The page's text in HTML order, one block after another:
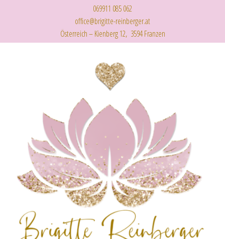
069911 085 062
office@brigitte-reinberger.at
Österreich – Kienberg 12, 3594 Franzen